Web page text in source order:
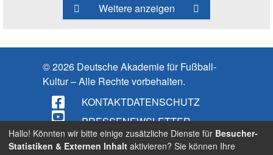
Weitere anzeigen
© 2026 Deutsche Akademie für Fußball-
Kultur – Alle Rechte vorbehalten.
KONTAKTDATENSCHUTZ
PRESSENEWSLETTER
IMPRESSUM
Hallo! Könnten wir bitte einige zusätzliche Dienste für Besucher-
Statistiken & Externen Inhalt aktivieren? Sie können Ihre